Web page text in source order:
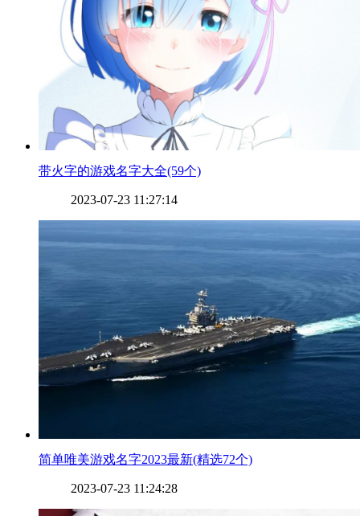
​带火字的游戏名字大全(59个)
2023-07-23 11:27:14
​简单唯美游戏名字2023最新(精选72个)
2023-07-23 11:24:28